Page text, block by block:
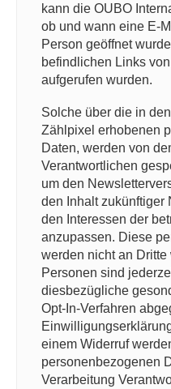
kann die OUBO
ob und wann eine E-
Person geöffnet
befindlichen Links
aufgerufen wurden.
Solche über die in
Zählpixel erhobenen
Daten, werden von
Verantwortlichen
um den
den Inhalt zukünftiger
den Interessen der
anzupassen. Diese
werden nicht an
Personen sind
diesbezügliche
Opt-In-Verfahren
einem Widerruf
personenbezogenen
Verarbeitung